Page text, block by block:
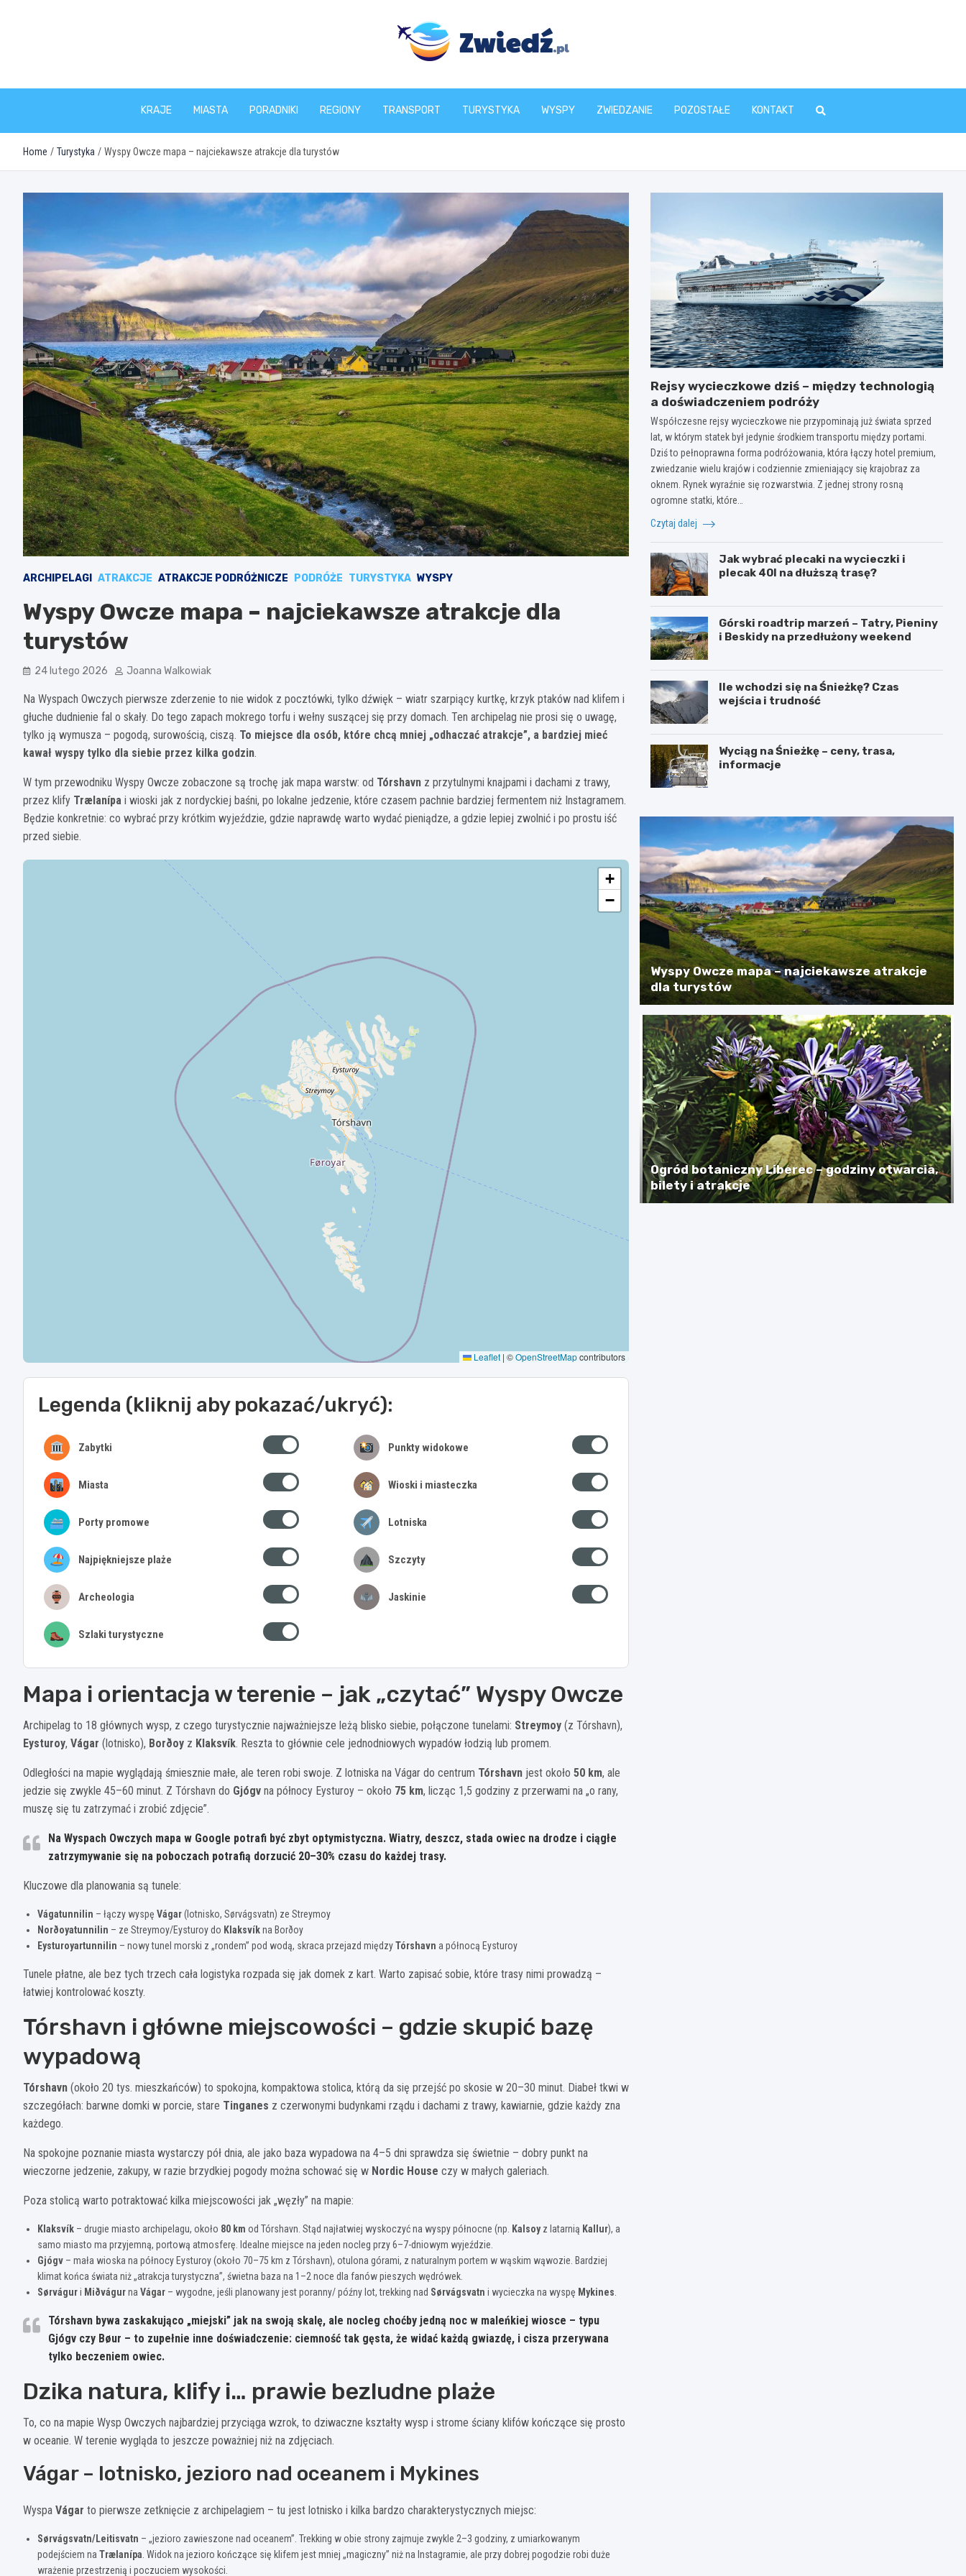
zwiedz.pl
KRAJE MIASTA PORADNIKI REGIONY TRANSPORT TURYSTYKA WYSPY ZWIEDZANIE POZOSTAŁE KONTAKT
Home Turystyka Wyspy Owcze mapa – najciekawsze atrakcje dla turystów
ARCHIPELAGI ATRAKCJE ATRAKCJE PODRÓŻNICZE PODRÓŻE TURYSTYKA WYSPY
Wyspy Owcze mapa – najciekawsze atrakcje dla
turystów
24 lutego 2026 Joanna Walkowiak
Na Wyspach Owczych pierwsze zderzenie to nie widok z pocztówki, tylko dźwięk – wiatr szarpiący kurtkę, krzyk ptaków nad klifem i
głuche dudnienie fal o skały. Do tego zapach mokrego torfu i wełny suszącej się przy domach. Ten archipelag nie prosi się o uwagę,
tylko ją wymusza – pogodą, surowością, ciszą. To miejsce dla osób, które chcą mniej „odhaczać atrakcje”, a bardziej mieć
kawał wyspy tylko dla siebie przez kilka godzin.
W tym przewodniku Wyspy Owcze zobaczone są trochę jak mapa warstw: od Tórshavn z przytulnymi knajpami i dachami z trawy,
przez klify Trælanípa i wioski jak z nordyckiej baśni, po lokalne jedzenie, które czasem pachnie bardziej fermentem niż Instagramem.
Będzie konkretnie: co wybrać przy krótkim wyjeździe, gdzie naprawdę warto wydać pieniądze, a gdzie lepiej zwolnić i po prostu iść
przed siebie.
+
−
Leaflet | ©OpenStreetMapcontributors
Legenda (kliknij aby pokazać/ukryć):
Zabytki Punkty widokowe
Miasta Wioski i miasteczka
Porty promowe Lotniska
Najpiękniejsze plaże Szczyty
Archeologia Jaskinie
Szlaki turystyczne
Mapa i orientacja w terenie – jak „czytać” Wyspy Owcze
Archipelag to 18 głównych wysp, z czego turystycznie najważniejsze leżą blisko siebie, połączone tunelami: Streymoy (z Tórshavn),
Eysturoy, Vágar (lotnisko), Borðoy z Klaksvík. Reszta to głównie cele jednodniowych wypadów łodzią lub promem.
Odległości na mapie wyglądają śmiesznie małe, ale teren robi swoje. Z lotniska na Vágar do centrum Tórshavn jest około 50 km, ale
jedzie się zwykle 45–60 minut. Z Tórshavn do Gjógv na północy Eysturoy – około 75 km, licząc 1,5 godziny z przerwami na „o rany,
muszę się tu zatrzymać i zrobić zdjęcie”.
Na Wyspach Owczych mapa w Google potrafi być zbyt optymistyczna. Wiatry, deszcz, stada owiec na drodze i ciągłe
zatrzymywanie się na poboczach potrafią dorzucić 20–30% czasu do każdej trasy.
Kluczowe dla planowania są tunele:
Vágatunnilin – łączy wyspę Vágar(lotnisko, Sørvágsvatn) ze Streymoy
Norðoyatunnilin – ze Streymoy/Eysturoy do Klaksvíkna Borðoy
Eysturoyartunnilin – nowy tunel morski z „rondem” pod wodą, skraca przejazd międzyTórshavn a północą Eysturoy
Tunele płatne, ale bez tych trzech cała logistyka rozpada się jak domek z kart. Warto zapisać sobie, które trasy nimi prowadzą –
łatwiej kontrolować koszty.
Tórshavn i główne miejscowości – gdzie skupić bazę
wypadową
Tórshavn (około 20 tys. mieszkańców) to spokojna, kompaktowa stolica, którą da się przejść po skosie w 20–30 minut. Diabeł tkwi w
szczegółach: barwne domki w porcie, stare Tinganes z czerwonymi budynkami rządu i dachami z trawy, kawiarnie, gdzie każdy zna
każdego.
Na spokojne poznanie miasta wystarczy pół dnia, ale jako baza wypadowa na 4–5 dni sprawdza się świetnie – dobry punkt na
wieczorne jedzenie, zakupy, w razie brzydkiej pogody można schować się w Nordic House czy w małych galeriach.
Poza stolicą warto potraktować kilka miejscowości jak „węzły” na mapie:
Klaksvík – drugie miasto archipelagu, około 80 km od Tórshavn. Stąd najłatwiej wyskoczyć na wyspy północne (np. Kalsoyz latarnią Kallur), a
samo miasto ma przyjemną, portową atmosferę. Idealne miejsce na jeden nocleg przy 6–7-dniowym wyjeździe.
Gjógv – mała wioska na północy Eysturoy (około 70–75 km z Tórshavn), otulona górami, z naturalnym portem w wąskim wąwozie. Bardziej
klimat końca świata niż „atrakcja turystyczna”, świetna baza na 1–2 noce dla fanów pieszych wędrówek.
Sørváguri Miðvágurna Vágar – wygodne, jeśli planowany jest poranny/ późny lot, trekking nad Sørvágsvatn i wycieczka na wyspę Mykines
Tórshavn bywa zaskakująco „miejski” jak na swoją skalę, ale nocleg choćby jedną noc w maleńkiej wiosce – typu
Gjógv czy Bøur – to zupełnie inne doświadczenie: ciemność tak gęsta, że widać każdą gwiazdę, i cisza przerywana
tylko beczeniem owiec.
Dzika natura, klify i… prawie bezludne plaże
To, co na mapie Wysp Owczych najbardziej przyciąga wzrok, to dziwaczne kształty wysp i strome ściany klifów kończące się prosto
w oceanie. W terenie wygląda to jeszcze poważniej niż na zdjęciach.
Vágar – lotnisko, jezioro nad oceanem i Mykines
Wyspa Vágar to pierwsze zetknięcie z archipelagiem – tu jest lotnisko i kilka bardzo charakterystycznych miejsc:
Sørvágsvatn/Leitisvatn – „jezioro zawieszone nad oceanem”. Trekking w obie strony zajmuje zwykle 2–3 godziny, z umiarkowanym
podejściem na Trælanípa . Widok na jezioro kończące się klifem jest mniej „magiczny” niż na Instagramie, ale przy dobrej pogodzie robi duże
wrażenie przestrzenią i poczuciem wysokości.
Rejsy wycieczkowe dziś – między technologią
a doświadczeniem podróży
Współczesne rejsy wycieczkowe nie przypominają już świata sprzed
lat, w którym statek był jedynie środkiem transportu między portami.
Dziś to pełnoprawna forma podróżowania, która łączy hotel premium,
zwiedzanie wielu krajów i codziennie zmieniający się krajobraz za
oknem. Rynek wyraźnie się rozwarstwia. Z jednej strony rosną
ogromne statki, które…
Czytaj dalej
Jak wybrać plecaki na wycieczki i
plecak 40l na dłuższą trasę?
Górski roadtrip marzeń – Tatry, Pieniny
i Beskidy na przedłużony weekend
Ile wchodzi się na Śnieżkę? Czas
wejścia i trudność
Wyciąg na Śnieżkę – ceny, trasa,
informacje
Wyspy Owcze mapa – najciekawsze atrakcje
dla turystów
Ogród botaniczny Liberec – godziny otwarcia,
bilety i atrakcje